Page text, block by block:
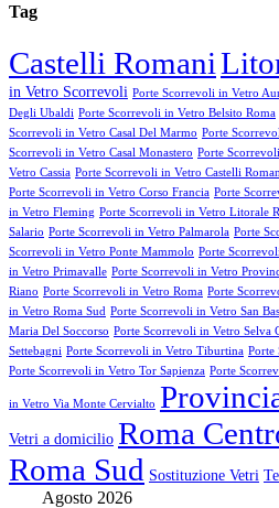
Tag
Castelli Romani
in Vetro Scorrevoli Porte Scorrevoli in Vetro
Degli Ubaldi Porte Scorrevoli in Vetro Belsito Roma
Scorrevoli in Vetro Casal Del Marmo Porte
Scorrevoli in Vetro Casal Monastero Porte
Vetro Cassia Porte Scorrevoli in Vetro Castelli
Porte Scorrevoli in Vetro Corso Francia Porte
in Vetro Fleming Porte Scorrevoli in Vetro Litorale
Salario Porte Scorrevoli in Vetro Palmarola Porte
Scorrevoli in Vetro Ponte Mammolo Porte
in Vetro Primavalle Porte Scorrevoli in Vetro
Riano Porte Scorrevoli in Vetro Roma Porte
in Vetro Roma Sud Porte Scorrevoli in Vetro San
Maria Del Soccorso Porte Scorrevoli in Vetro Selva
Settebagni Porte Scorrevoli in Vetro Tiburtina Porte
Porte Scorrevoli in Vetro Tor Sapienza Porte
in Vetro Via Monte Cervialto
Vetri a domicilio Roma
Roma Sud Sostituzione Vetri
Agosto 2026